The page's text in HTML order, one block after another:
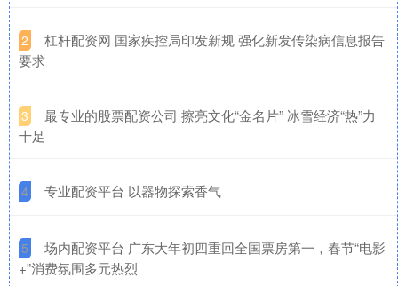
2
​杠杆配资网 国家疾控局印发新规 强化新发传染病信息报告
要求
3
​最专业的股票配资公司 擦亮文化“金名片” 冰雪经济“热”力
十足
4 ​专业配资平台 以器物探索香气
5
​场内配资平台 广东大年初四重回全国票房第一，春节“电影
+”消费氛围多元热烈